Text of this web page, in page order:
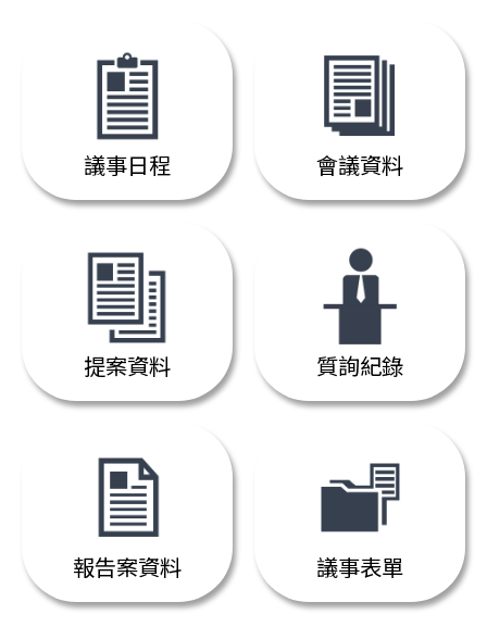
議事日程 會議資料
提案資料 質詢紀錄
報告案資料 議事表單